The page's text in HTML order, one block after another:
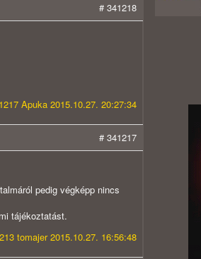
# 341218
Apuka 2015.10.27. 20:27:34
# 341217
pedig végképp nincs
tájékoztatást.
tomajer 2015.10.27. 16:56:48